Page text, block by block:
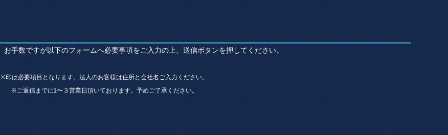
お手数ですが以下のフォームへ必要事項をご入力の上、送信ボタンを押してください。
※印は必要項目となります。法人のお客様は住所と会社名ご入力ください。
※ご返信までに2〜３営業日頂いております。予めご了承ください。